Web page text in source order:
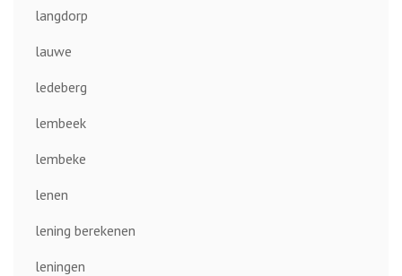
langdorp
lauwe
ledeberg
lembeek
lembeke
lenen
lening berekenen
leningen